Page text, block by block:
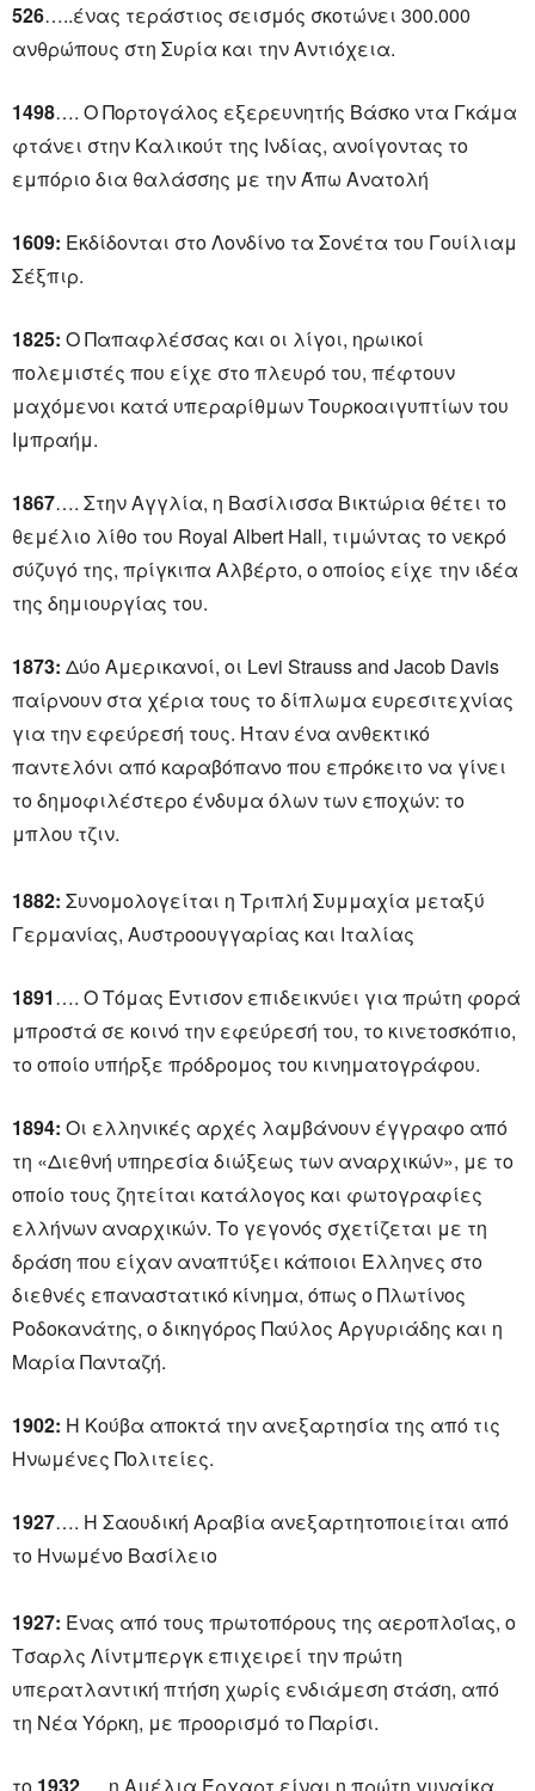
526…..ένας τεράστιος σεισμός σκοτώνει 300.000
ανθρώπους στη Συρία και την Αντιόχεια.
1498…. Ο Πορτογάλος εξερευνητής Βάσκο ντα Γκάμα
φτάνει στην Καλικούτ της Ινδίας, ανοίγοντας το
εμπόριο δια θαλάσσης με την Άπω Ανατολή
1609: Εκδίδονται στο Λονδίνο τα Σονέτα του Γουίλιαμ
Σέξπιρ.
1825: Ο Παπαφλέσσας και οι λίγοι, ηρωικοί
πολεμιστές που είχε στο πλευρό του, πέφτουν
μαχόμενοι κατά υπεραρίθμων Τουρκοαιγυπτίων του
Ιμπραήμ.
1867…. Στην Αγγλία, η Βασίλισσα Βικτώρια θέτει το
θεμέλιο λίθο του Royal Albert Hall, τιμώντας το νεκρό
σύζυγό της, πρίγκιπα Αλβέρτο, ο οποίος είχε την ιδέα
της δημιουργίας του.
1873: Δύο Αμερικανοί, οι Levi Strauss and Jacob Davis
παίρνουν στα χέρια τους το δίπλωμα ευρεσιτεχνίας
για την εφεύρεσή τους. Ήταν ένα ανθεκτικό
παντελόνι από καραβόπανο που επρόκειτο να γίνει
το δημοφιλέστερο ένδυμα όλων των εποχών: το
μπλου τζιν.
1882: Συνομολογείται η Τριπλή Συμμαχία μεταξύ
Γερμανίας, Αυστροουγγαρίας και Ιταλίας
1891…. Ο Τόμας Έντισον επιδεικνύει για πρώτη φορά
μπροστά σε κοινό την εφεύρεσή του, το κινετοσκόπιο,
το οποίο υπήρξε πρόδρομος του κινηματογράφου.
1894: Οι ελληνικές αρχές λαμβάνουν έγγραφο από
τη «Διεθνή υπηρεσία διώξεως των αναρχικών», με το
οποίο τους ζητείται κατάλογος και φωτογραφίες
ελλήνων αναρχικών. Το γεγονός σχετίζεται με τη
δράση που είχαν αναπτύξει κάποιοι Έλληνες στο
διεθνές επαναστατικό κίνημα, όπως ο Πλωτίνος
Ροδοκανάτης, ο δικηγόρος Παύλος Αργυριάδης και η
Μαρία Πανταζή.
1902: Η Κούβα αποκτά την ανεξαρτησία της από τις
Ηνωμένες Πολιτείες.
1927…. Η Σαουδική Αραβία ανεξαρτητοποιείται από
το Ηνωμένο Βασίλειο
1927: Ένας από τους πρωτοπόρους της αεροπλοΐας, ο
Τσαρλς Λίντμπεργκ επιχειρεί την πρώτη
υπερατλαντική πτήση χωρίς ενδιάμεση στάση, από
τη Νέα Υόρκη, με προορισμό το Παρίσι.